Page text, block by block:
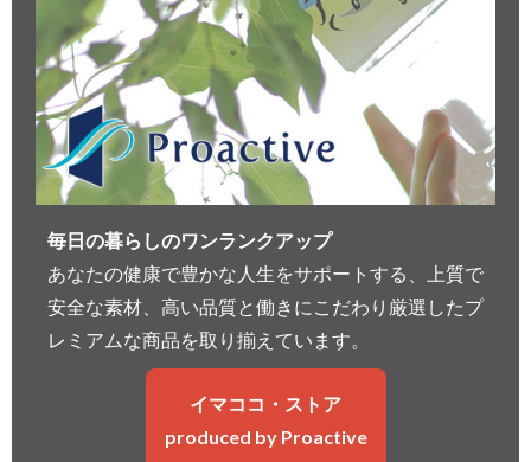
毎日の暮らしのワンランクアップ
あなたの健康で豊かな人生をサポートする、上質で
安全な素材、高い品質と働きにこだわり厳選したプ
レミアムな商品を取り揃えています。
イマココ・ストア
produced by Proactive